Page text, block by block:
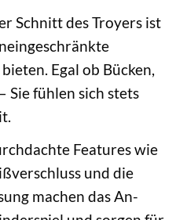
Schnitt des Troyers ist
Egal ob Bücken,
Sie fühlen sich stets
Features wie
und die
machen das An-